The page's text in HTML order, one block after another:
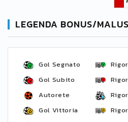
LEGENDA BONUS/MALUS
Gol Segnato
Gol Subito
Autorete
Gol Vittoria